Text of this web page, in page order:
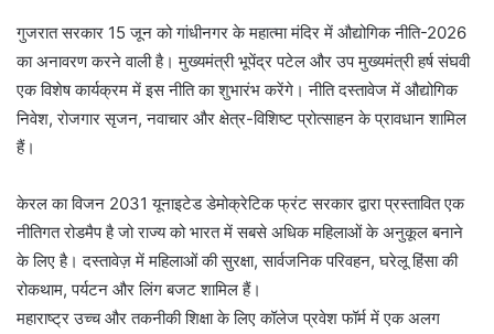
गुजरात सरकार 15 जून को गांधीनगर के महात्मा मंदिर में औद्योगिक नीति-2026
का अनावरण करने वाली है। मुख्यमंत्री भूपेंद्र पटेल और उप मुख्यमंत्री हर्ष संघवी
एक विशेष कार्यक्रम में इस नीति का शुभारंभ करेंगे। नीति दस्तावेज में औद्योगिक
निवेश, रोजगार सृजन, नवाचार और क्षेत्र-विशिष्ट प्रोत्साहन के प्रावधान शामिल
हैं।
केरल का विजन 2031 यूनाइटेड डेमोक्रेटिक फ्रंट सरकार द्वारा प्रस्तावित एक
नीतिगत रोडमैप है जो राज्य को भारत में सबसे अधिक महिलाओं के अनुकूल बनाने
के लिए है। दस्तावेज़ में महिलाओं की सुरक्षा, सार्वजनिक परिवहन, घरेलू हिंसा की
रोकथाम, पर्यटन और लिंग बजट शामिल हैं।
महाराष्ट्र उच्च और तकनीकी शिक्षा के लिए कॉलेज प्रवेश फॉर्म में एक अलग